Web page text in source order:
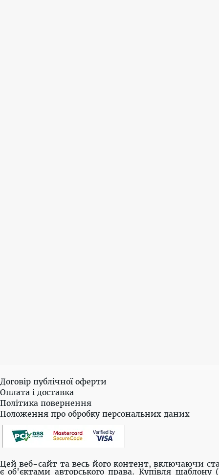
Договір публічної оферти
Оплата і доставка
Політика повернення
Положення про обробку персональних даних
Цей веб-сайт та весь його контент, включаючи
є об'єктами авторського права. Купівля шаблону